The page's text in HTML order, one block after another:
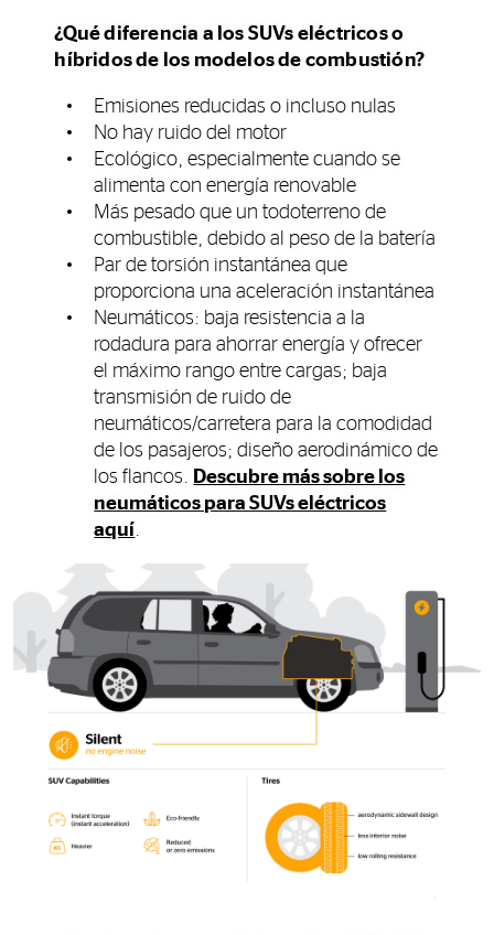
¿Qué diferencia a los SUVs eléctricos o
híbridos de los modelos de combustión?
Emisiones reducidas o incluso nulas
No hay ruido del motor
Ecológico, especialmente cuando se
alimenta con energía renovable
Más pesado que un todoterreno de
combustible, debido al peso de la batería
Par de torsión instantánea que
proporciona una aceleración instantánea
Neumáticos: baja resistencia a la
rodadura para ahorrar energía y ofrecer
el máximo rango entre cargas; baja
transmisión de ruido de
neumáticos/carretera para la comodidad
de los pasajeros; diseño aerodinámico de
los flancos. Descubre más sobre los
neumáticos para SUVs eléctricos
aquí.